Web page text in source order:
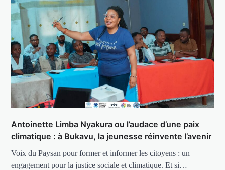
Antoinette Limba Nyakura ou l’audace d’une paix
climatique : à Bukavu, la jeunesse réinvente l’avenir
Voix du Paysan pour former et informer les citoyens : un
engagement pour la justice sociale et climatique. Et si…